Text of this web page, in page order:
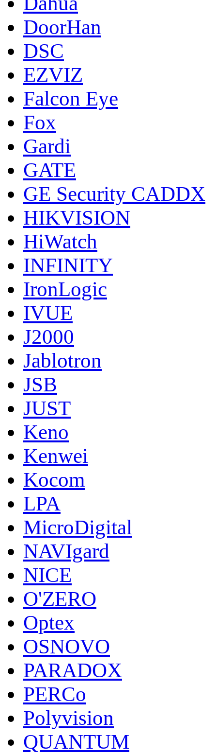
DoorНan
DSC
EZVIZ
Falcon Eye
Fox
Gardi
GATE
GE Security CADDX
HIKVISION
HiWatch
INFINITY
IronLogic
IVUE
J2000
Jablotron
JSB
JUST
Keno
Kenwei
Kocom
LPA
MicroDigital
NAVIgard
NICE
O'ZERO
Optex
OSNOVO
PARADOX
PERCo
Polyvision
QUANTUM